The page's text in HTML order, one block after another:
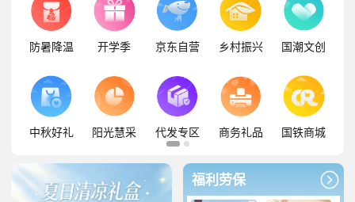
防暑降温 开学季 京东自营 乡村振兴 国潮文创
中秋好礼 阳光慧采 代发专区 商务礼品 国铁商城
福利劳保